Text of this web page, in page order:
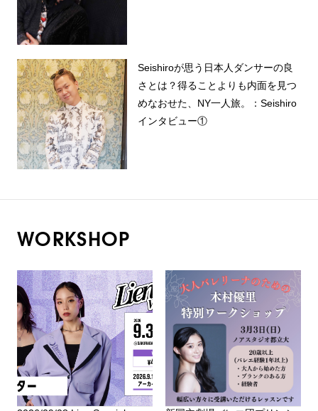
Seishiroが思う日本人ダンサーの良
さとは？得ることよりも内面を見つ
めなおせた、NY一人旅。：Seishiro
インタビュー①
WORKSHOP